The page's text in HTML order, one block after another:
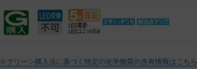
※グリーン購入法に基づく特定の化学物質の含有情報はこちら